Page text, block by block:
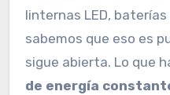
linternas LED,
sabemos que eso es
sigue abierta. Lo que
de energía